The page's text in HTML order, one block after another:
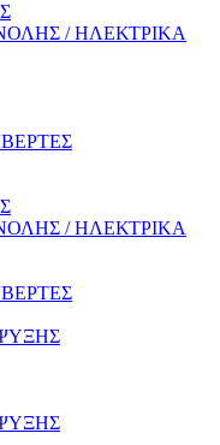
/ ΗΛΕΚΤΡΙΚΑ
/ ΗΛΕΚΤΡΙΚΑ